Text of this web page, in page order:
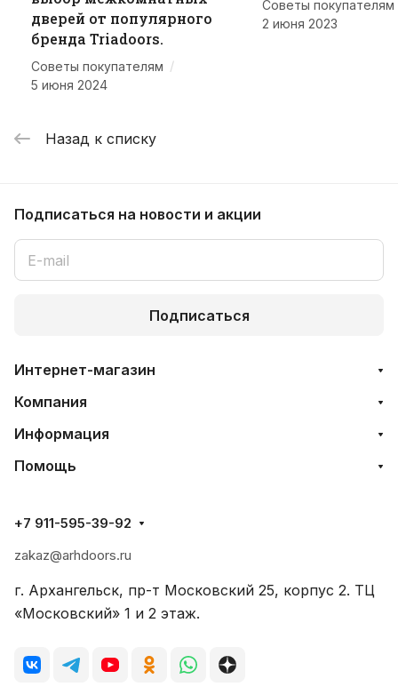
дверей от популярного
бренда Triadoors.
Советы покупателям /
5 июня 2024
Советы покупателям
2 июня 2023
Назад к списку
Подписаться на новости и акции
Подписаться
Интернет-магазин
Компания
Информация
Помощь
+7 911-595-39-92
zakaz@arhdoors.ru
г. Архангельск, пр-т Московский 25, корпус 2. ТЦ
«Московский» 1 и 2 этаж.